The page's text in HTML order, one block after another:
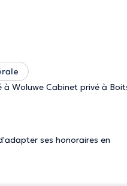
partie de ma pratique
à Woluwe Cabinet privé à
ses honoraires en